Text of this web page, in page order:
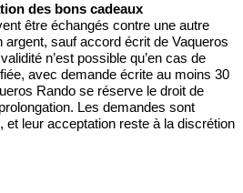
des bons cadeaux
être échangés contre une autre
argent, sauf accord écrit de Vaqueros
n’est possible qu’en cas de
avec demande écrite au moins 30
Rando se réserve le droit de
Les demandes sont
leur acceptation reste à la discrétion